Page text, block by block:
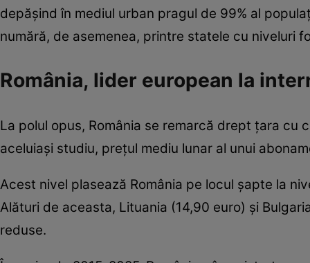
depășind în mediul urban pragul de 99% al
numără, de asemenea, printre statele cu niveluri
România, lider european la
La polul opus, România se remarcă drept țara cu
aceluiași studiu, prețul mediu lunar al unui
Acest nivel plasează România pe locul șapte la
Alături de aceasta, Lituania (14,90 euro) și
reduse.